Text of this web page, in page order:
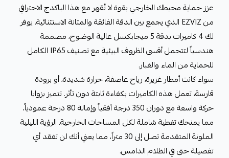
عزز حماية محيطك الخارجي بقوة لا تُقهر مع هذا الباكدج الاحترافي
من EZVIZ الذي يجمع بين الدقة الفائقة والمتانة الاستثنائية. يوفر
لك 4 كاميرات بدقة 5 ميجابكسل عالية الوضوح، مصممة
هندسياً لتتحمل أقسى الظروف البيئية مع تصنيف IP65 الكامل
للحماية من الماء والغبار.
سواء كانت أمطار غزيرة، رياح عاصفة، حرارة شديدة، أو برودة
قارسة، تعمل هذه الكاميرات بكفاءة ثابتة دون تأثر. تتميز بزوايا
حركة واسعة مع دوران 350 درجة أفقياً وإمالة 80 درجة عمودياً،
مما يمنحك تغطية شاملة لكل المساحات الخارجية. الرؤية الليلية
الملونة المتقدمة تصل إلى 30 متراً، مما يعني أنك لن تفقد أي
تفصيلة حتى في الظلام الدامس.